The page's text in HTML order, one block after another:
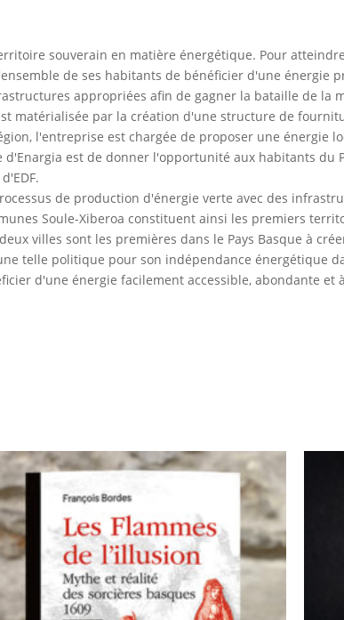
souverain en matière énergétique. Pour
de ses habitants de bénéficier d'une énergie
appropriées afin de gagner la bataille de la
matérialisée par la création d'une structure de
l'entreprise est chargée de proposer une énergie
est de donner l'opportunité aux habitants du
de production d'énergie verte avec des
Soule-Xiberoa constituent ainsi les premiers
villes sont les premières dans le Pays Basque à
telle politique pour son indépendance énergétique
d'une énergie facilement accessible, abondante et